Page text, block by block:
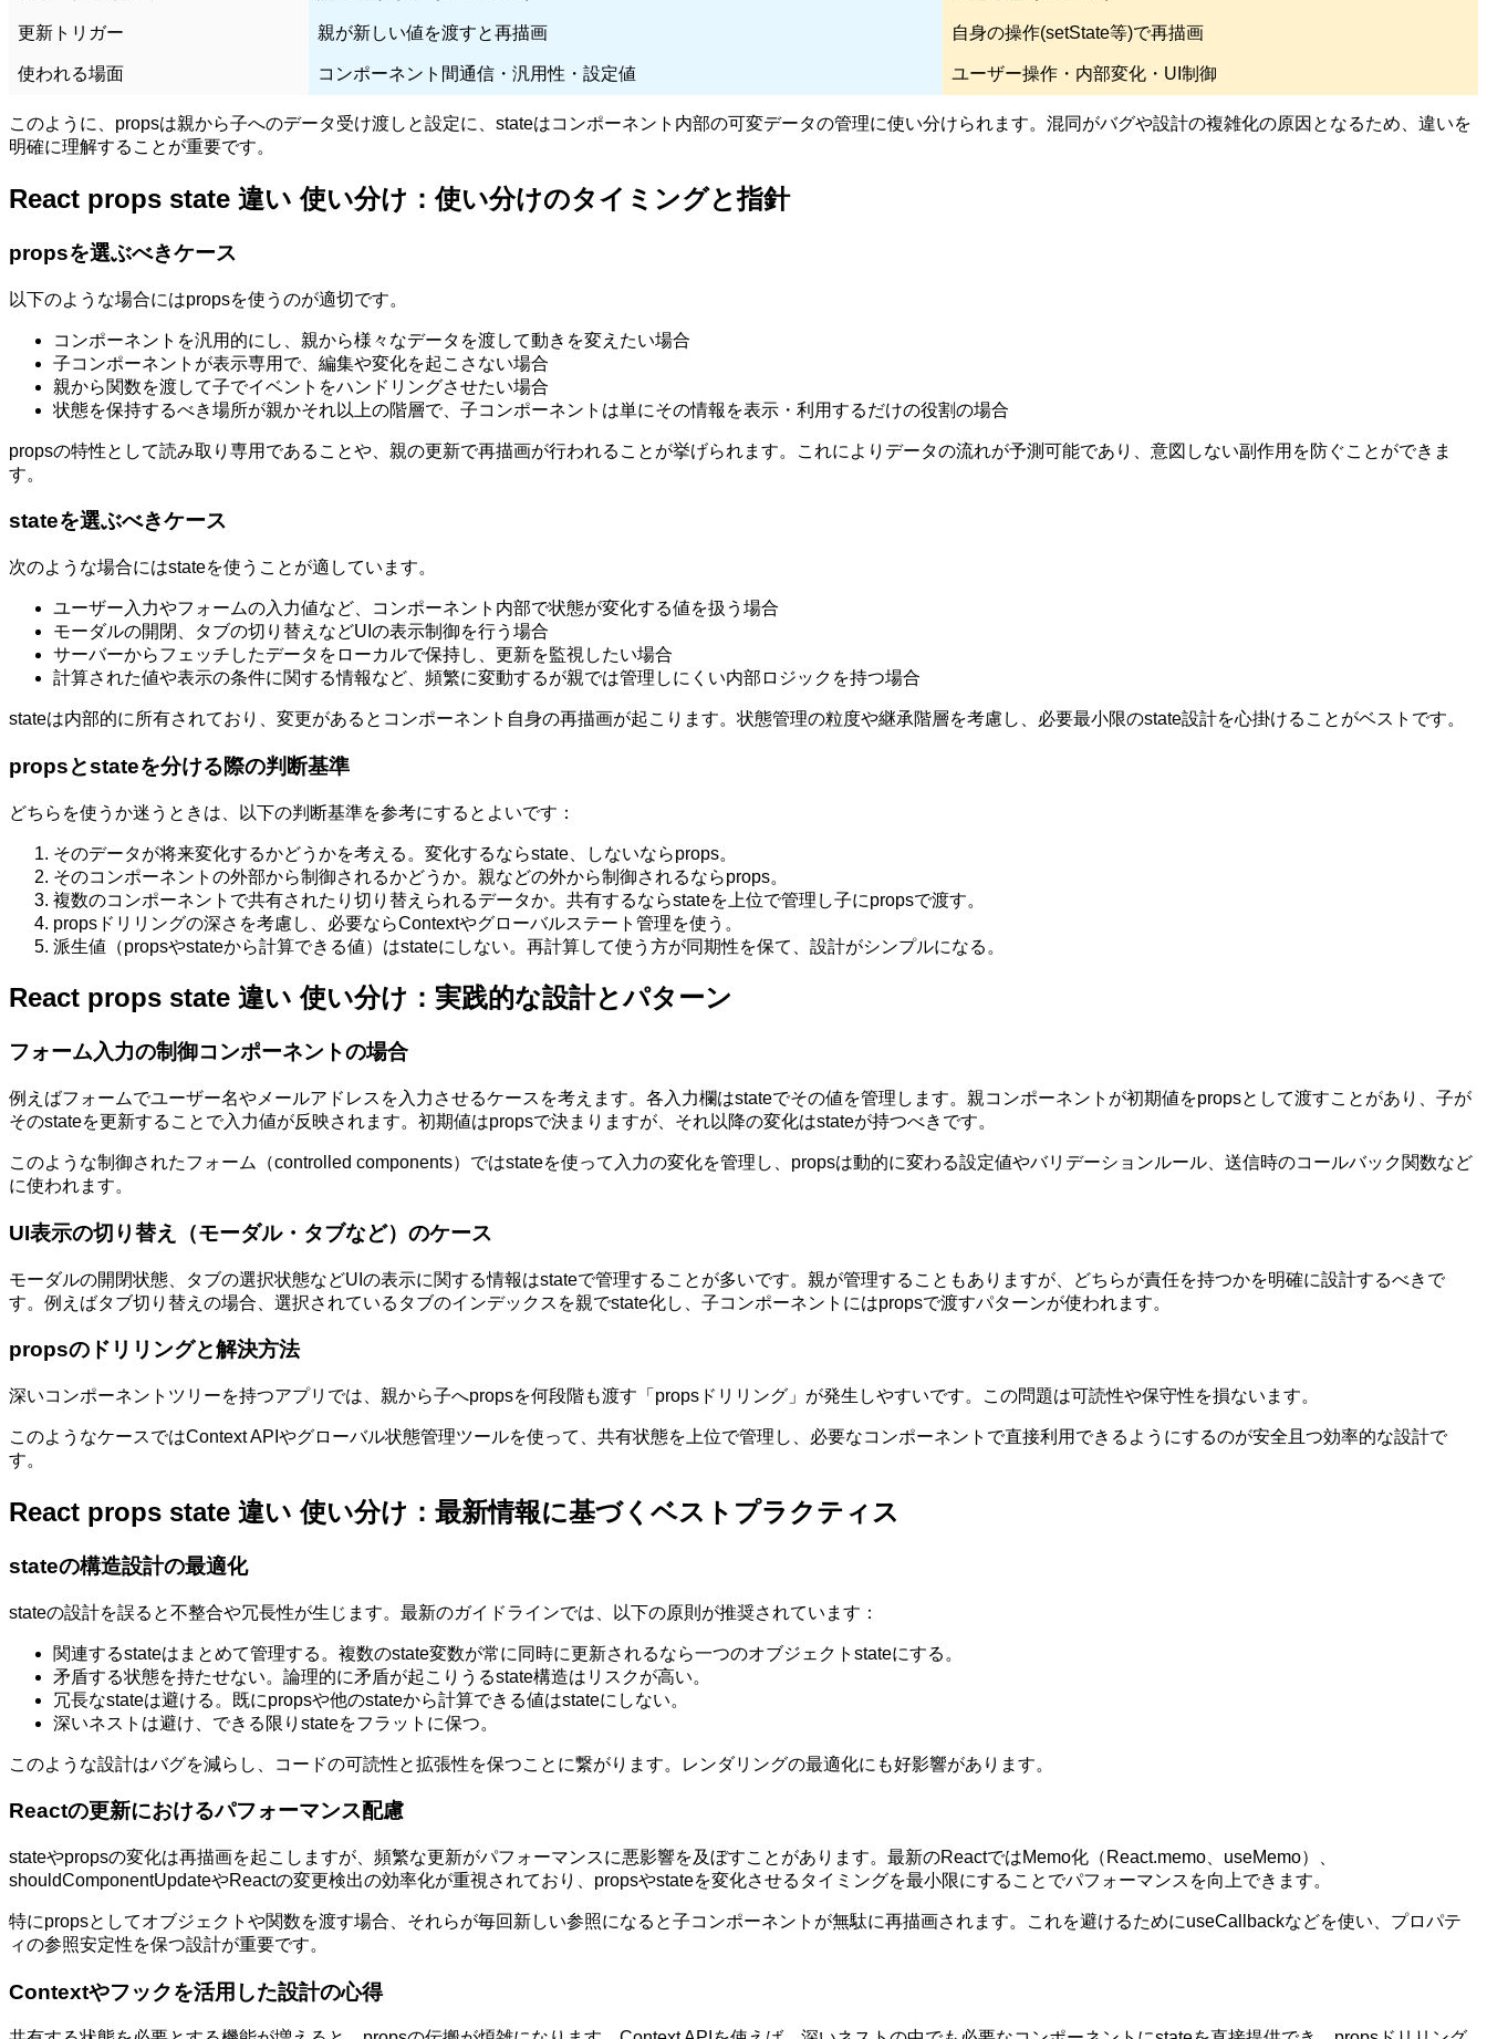
更新トリガー 親が新しい値を渡すと再描画 自身の操作(setState等)で再描画
使われる場面 コンポーネント間通信・汎用性・設定値 ユーザー操作・内部変化・UI制御
このように、propsは親から子へのデータ受け渡しと設定に、stateはコンポーネント内部の可変データの管理に使い分けられます。混同がバグや設計の複雑化の原因となるため、違いを
明確に理解することが重要です。
React props state 違い 使い分け：使い分けのタイミングと指針
propsを選ぶべきケース
以下のような場合にはpropsを使うのが適切です。
コンポーネントを汎用的にし、親から様々なデータを渡して動きを変えたい場合
子コンポーネントが表示専用で、編集や変化を起こさない場合
親から関数を渡して子でイベントをハンドリングさせたい場合
状態を保持するべき場所が親かそれ以上の階層で、子コンポーネントは単にその情報を表示・利用するだけの役割の場合
propsの特性として読み取り専用であることや、親の更新で再描画が行われることが挙げられます。これによりデータの流れが予測可能であり、意図しない副作用を防ぐことができま
す。
stateを選ぶべきケース
次のような場合にはstateを使うことが適しています。
ユーザー入力やフォームの入力値など、コンポーネント内部で状態が変化する値を扱う場合
モーダルの開閉、タブの切り替えなどUIの表示制御を行う場合
サーバーからフェッチしたデータをローカルで保持し、更新を監視したい場合
計算された値や表示の条件に関する情報など、頻繁に変動するが親では管理しにくい内部ロジックを持つ場合
stateは内部的に所有されており、変更があるとコンポーネント自身の再描画が起こります。状態管理の粒度や継承階層を考慮し、必要最小限のstate設計を心掛けることがベストです。
propsとstateを分ける際の判断基準
どちらを使うか迷うときは、以下の判断基準を参考にするとよいです：
そのデータが将来変化するかどうかを考える。変化するならstate、しないならprops。
そのコンポーネントの外部から制御されるかどうか。親などの外から制御されるならprops。
複数のコンポーネントで共有されたり切り替えられるデータか。共有するならstateを上位で管理し子にpropsで渡す。
propsドリリングの深さを考慮し、必要ならContextやグローバルステート管理を使う。
派生値（propsやstateから計算できる値）はstateにしない。再計算して使う方が同期性を保て、設計がシンプルになる。
React props state 違い 使い分け：実践的な設計とパターン
フォーム入力の制御コンポーネントの場合
例えばフォームでユーザー名やメールアドレスを入力させるケースを考えます。各入力欄はstateでその値を管理します。親コンポーネントが初期値をpropsとして渡すことがあり、子が
そのstateを更新することで入力値が反映されます。初期値はpropsで決まりますが、それ以降の変化はstateが持つべきです。
このような制御されたフォーム（controlled components）ではstateを使って入力の変化を管理し、propsは動的に変わる設定値やバリデーションルール、送信時のコールバック関数など
に使われます。
UI表示の切り替え（モーダル・タブなど）のケース
モーダルの開閉状態、タブの選択状態などUIの表示に関する情報はstateで管理することが多いです。親が管理することもありますが、どちらが責任を持つかを明確に設計するべきで
す。例えばタブ切り替えの場合、選択されているタブのインデックスを親でstate化し、子コンポーネントにはpropsで渡すパターンが使われます。
propsのドリリングと解決方法
深いコンポーネントツリーを持つアプリでは、親から子へpropsを何段階も渡す「propsドリリング」が発生しやすいです。この問題は可読性や保守性を損ないます。
このようなケースではContext APIやグローバル状態管理ツールを使って、共有状態を上位で管理し、必要なコンポーネントで直接利用できるようにするのが安全且つ効率的な設計で
す。
React props state 違い 使い分け：最新情報に基づくベストプラクティス
stateの構造設計の最適化
stateの設計を誤ると不整合や冗長性が生じます。最新のガイドラインでは、以下の原則が推奨されています：
関連するstateはまとめて管理する。複数のstate変数が常に同時に更新されるなら一つのオブジェクトstateにする。
矛盾する状態を持たせない。論理的に矛盾が起こりうるstate構造はリスクが高い。
冗長なstateは避ける。既にpropsや他のstateから計算できる値はstateにしない。
深いネストは避け、できる限りstateをフラットに保つ。
このような設計はバグを減らし、コードの可読性と拡張性を保つことに繋がります。レンダリングの最適化にも好影響があります。
Reactの更新におけるパフォーマンス配慮
stateやpropsの変化は再描画を起こしますが、頻繁な更新がパフォーマンスに悪影響を及ぼすことがあります。最新のReactではMemo化（React.memo、useMemo）、
shouldComponentUpdateやReactの変更検出の効率化が重視されており、propsやstateを変化させるタイミングを最小限にすることでパフォーマンスを向上できます。
特にpropsとしてオブジェクトや関数を渡す場合、それらが毎回新しい参照になると子コンポーネントが無駄に再描画されます。これを避けるためにuseCallbackなどを使い、プロパテ
ィの参照安定性を保つ設計が重要です。
Contextやフックを活用した設計の心得